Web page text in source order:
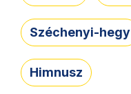
Széchenyi-hegy
Himnusz